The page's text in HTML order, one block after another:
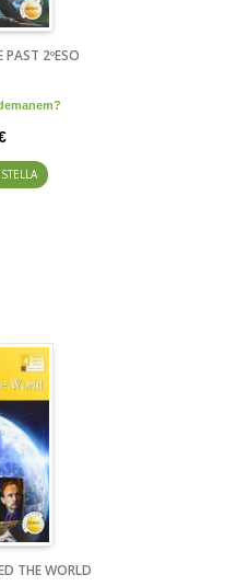
PAST 2ºESO
THE WORLD